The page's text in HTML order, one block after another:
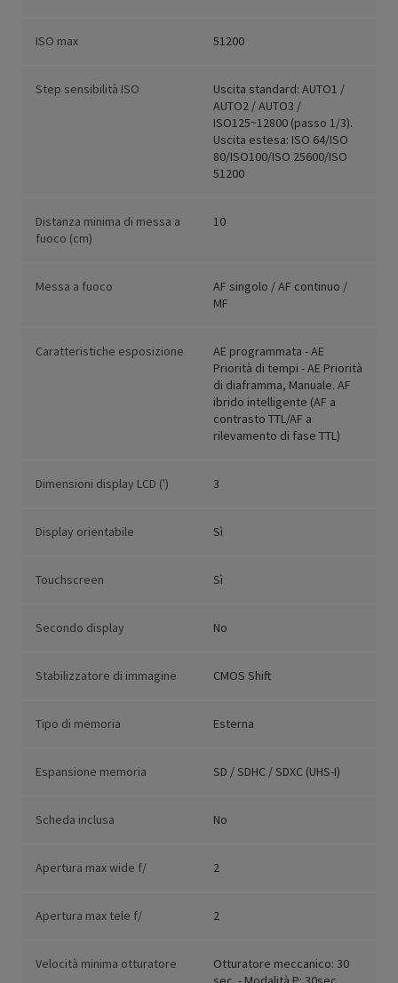
ISO max 51200
Step sensibilità ISO
Uscita standard: AUTO1 /
AUTO2 / AUTO3 /
ISO125~12800 (passo 1/3).
Uscita estesa: ISO 64/ISO
80/ISO100/ISO 25600/ISO
51200
Distanza minima di messa a
fuoco (cm)
10
Messa a fuoco
AF singolo / AF continuo /
MF
Caratteristiche esposizione
AE programmata - AE
Priorità di tempi - AE Priorità
di diaframma, Manuale. AF
ibrido intelligente (AF a
contrasto TTL/AF a
rilevamento di fase TTL)
Dimensioni display LCD (') 3
Display orientabile Sì
Touchscreen Sì
Secondo display No
Stabilizzatore di immagine CMOS Shift
Tipo di memoria Esterna
Espansione memoria SD / SDHC / SDXC (UHS-I)
Scheda inclusa No
Apertura max wide f/ 2
Apertura max tele f/ 2
Velocità minima otturatore
Otturatore meccanico: 30